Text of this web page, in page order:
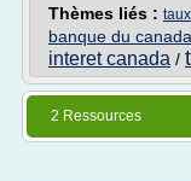
Thèmes liés :
banque du canada
interet canada /
2 Ressources